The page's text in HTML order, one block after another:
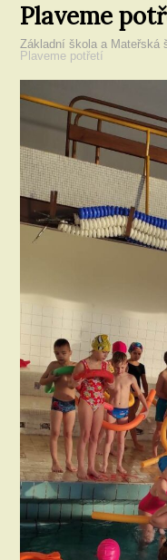
Plaveme
Základní škola a Mateřská
Plaveme potřetí